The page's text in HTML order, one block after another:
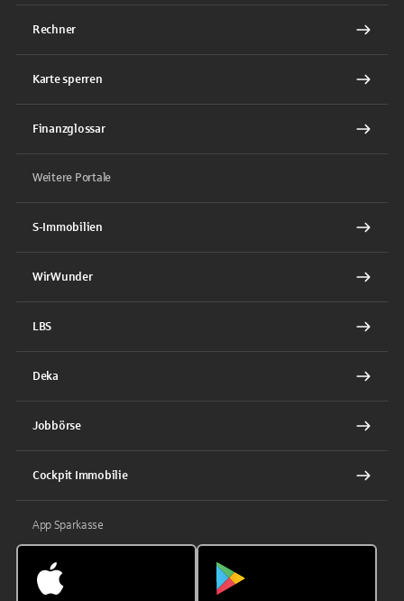
Rechner
Karte sperren
Finanzglossar
Weitere Portale
S-Immobilien
WirWunder
LBS
Deka
Jobbörse
Cockpit Immobilie
App Sparkasse